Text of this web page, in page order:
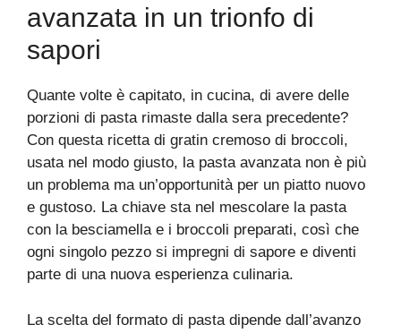
avanzata in un trionfo di
sapori
Quante volte è capitato, in cucina, di avere delle
porzioni di pasta rimaste dalla sera precedente?
Con questa ricetta di gratin cremoso di broccoli,
usata nel modo giusto, la pasta avanzata non è più
un problema ma un’opportunità per un piatto nuovo
e gustoso. La chiave sta nel mescolare la pasta
con la besciamella e i broccoli preparati, così che
ogni singolo pezzo si impregni di sapore e diventi
parte di una nuova esperienza culinaria.
La scelta del formato di pasta dipende dall’avanzo